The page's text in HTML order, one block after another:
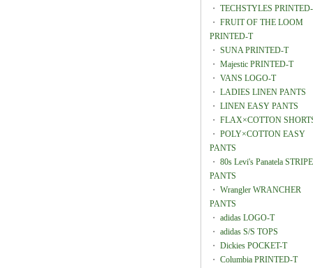
・ TECHSTYLES
・ FRUIT OF THE LOOM
PRINTED-T
・ SUNA PRINTED-T
・ Majestic PRINTED-T
・ VANS LOGO-T
・ LADIES LINEN PANTS
・ LINEN EASY PANTS
・ FLAX×COTTON
・ POLY×COTTON EASY
PANTS
・ 80s Levi's Panatela STRIPE
PANTS
・ Wrangler WRANCHER
PANTS
・ adidas LOGO-T
・ adidas S/S TOPS
・ Dickies POCKET-T
・ Columbia PRINTED-T